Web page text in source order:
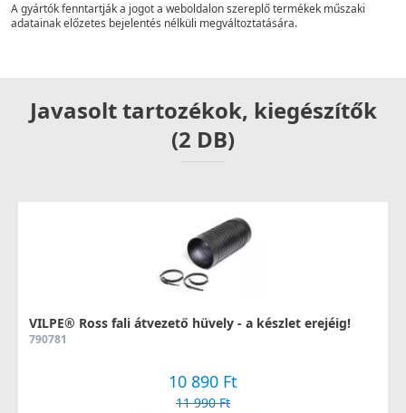
A gyártók fenntartják a jogot a weboldalon szereplő termékek műszaki
adatainak előzetes bejelentés nélküli megváltoztatására.
Javasolt tartozékok, kiegészítők
(2 DB)
VILPE® Ross fali átvezető hüvely - a készlet erejéig!
790781
10 890 Ft
11 990 Ft